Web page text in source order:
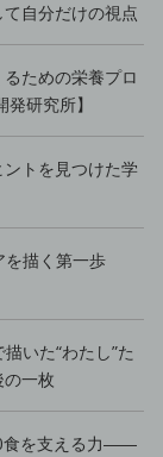
自分だけの視点
ための栄養プロ
研究所】
トを見つけた学
描く第一歩
いた“わたし”た
一枚
食を支える力――